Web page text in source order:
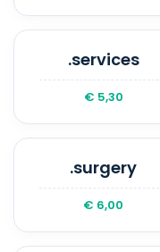
.services
€ 5,30
.surgery
€ 6,00